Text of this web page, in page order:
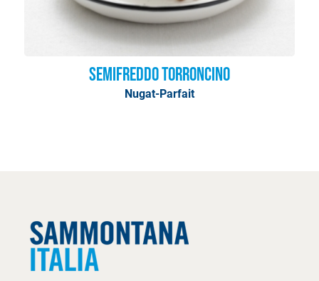
Semifreddo Torroncino
Nugat-Parfait